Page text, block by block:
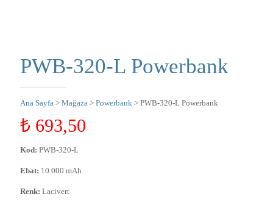
PWB-320-L Powerbank
Ana Sayfa > Mağaza > Powerbank > PWB-320-L Powerbank
₺ 693,50
Kod: PWB-320-L
Ebat: 10.000 mAh
Renk: Lacivert